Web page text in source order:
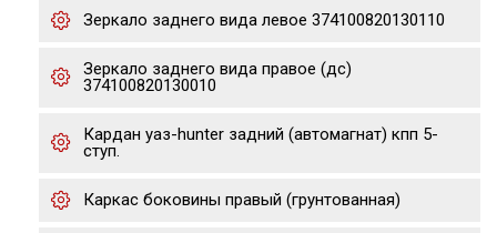
Зеркало заднего вида левое 374100820130110
Зеркало заднего вида правое (дс)
374100820130010
Кардан уаз-hunter задний (автомагнат) кпп 5-
ступ.
Каркас боковины правый (грунтованная)